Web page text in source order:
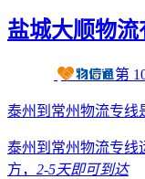
盐城大顺物
第
泰州到常州物流专线
泰州到常州物流专线
方， 2-5天即可到达